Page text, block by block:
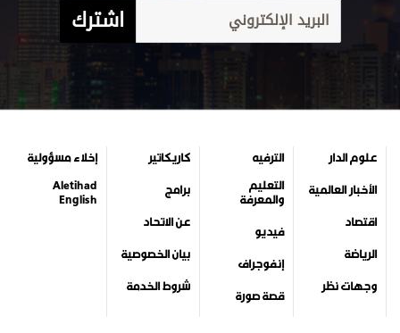
اشترك
علوم الدار
الأخبار العالمية
اقتصاد
الرياضة
وجهات نظر
الترفيه
التعليم
والمعرفة
فيديو
إنفوجراف
قصة صورة
كاريكاتير
برامج
عن الاتحاد
بيان الخصوصية
شروط الخدمة
إخلاء مسؤولية
Aletihad
English